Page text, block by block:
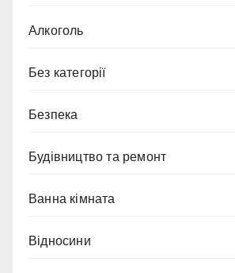
Алкоголь
Без категорії
Безпека
Будівництво та ремонт
Ванна кімната
Відносини